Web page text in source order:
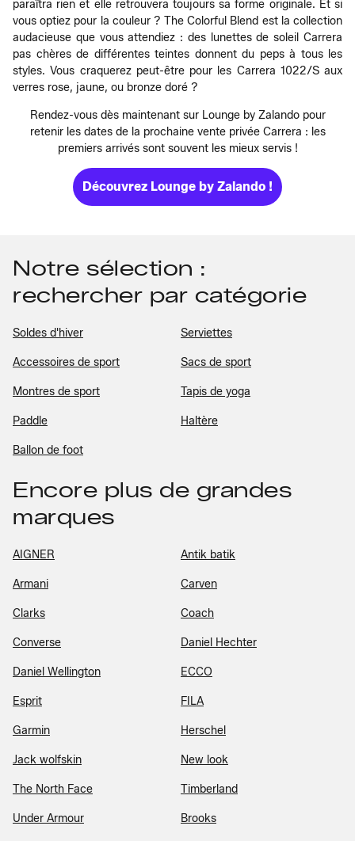
paraîtra rien et elle retrouvera toujours sa forme originale. Et si
vous optiez pour la couleur ? The Colorful Blend est la collection
audacieuse que vous attendiez : des lunettes de soleil Carrera
pas chères de différentes teintes donnent du peps à tous les
styles. Vous craquerez peut-être pour les Carrera 1022/S aux
verres rose, jaune, ou bronze doré ?
Rendez-vous dès maintenant sur Lounge by Zalando pour
retenir les dates de la prochaine vente privée Carrera : les
premiers arrivés sont souvent les mieux servis !
Découvrez Lounge by Zalando !
Notre sélection :
rechercher par catégorie
Soldes d'hiver Serviettes
Accessoires de sport Sacs de sport
Montres de sport Tapis de yoga
Paddle Haltère
Ballon de foot
Encore plus de grandes
marques
AIGNER Antik batik
Armani Carven
Clarks Coach
Converse Daniel Hechter
Daniel Wellington ECCO
Esprit FILA
Garmin Herschel
Jack wolfskin New look
The North Face Timberland
Under Armour Brooks